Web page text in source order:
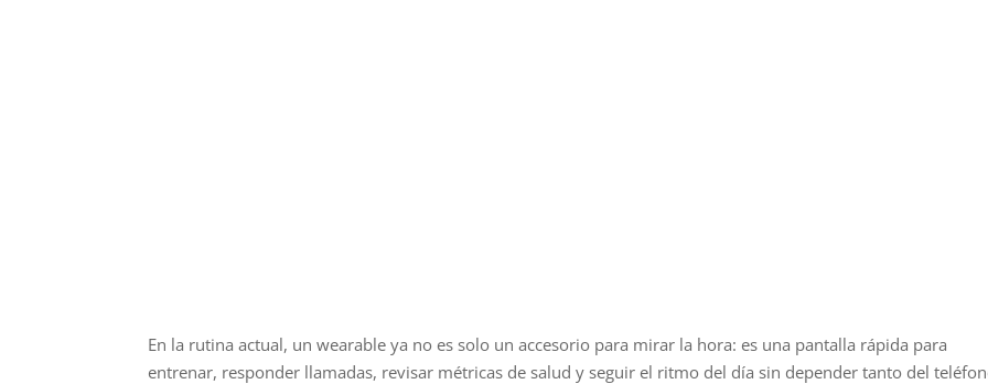
En la rutina actual, un wearable ya no es solo un accesorio para mirar la hora: es una pantalla rápida para
entrenar, responder llamadas, revisar métricas de salud y seguir el ritmo del día sin depender tanto del